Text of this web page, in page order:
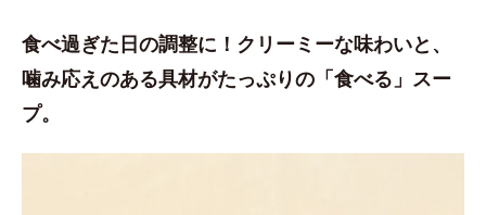
食べ過ぎた日の調整に！クリーミーな味わいと、
噛み応えのある具材がたっぷりの「食べる」スー
プ。